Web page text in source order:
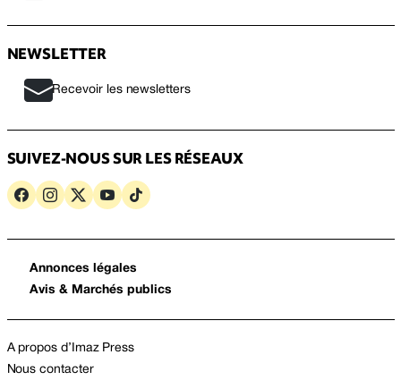
NEWSLETTER
Recevoir les newsletters
SUIVEZ-NOUS SUR LES RÉSEAUX
Annonces légales
Avis & Marchés publics
A propos d’Imaz Press
Nous contacter